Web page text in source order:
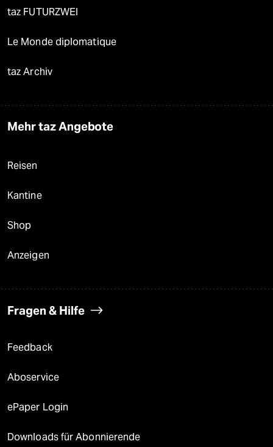
taz FUTURZWEI
Le Monde diplomatique
taz Archiv
Mehr taz Angebote
Reisen
Kantine
Shop
Anzeigen
Fragen & Hilfe
Feedback
Aboservice
ePaper Login
Downloads für Abonnierende